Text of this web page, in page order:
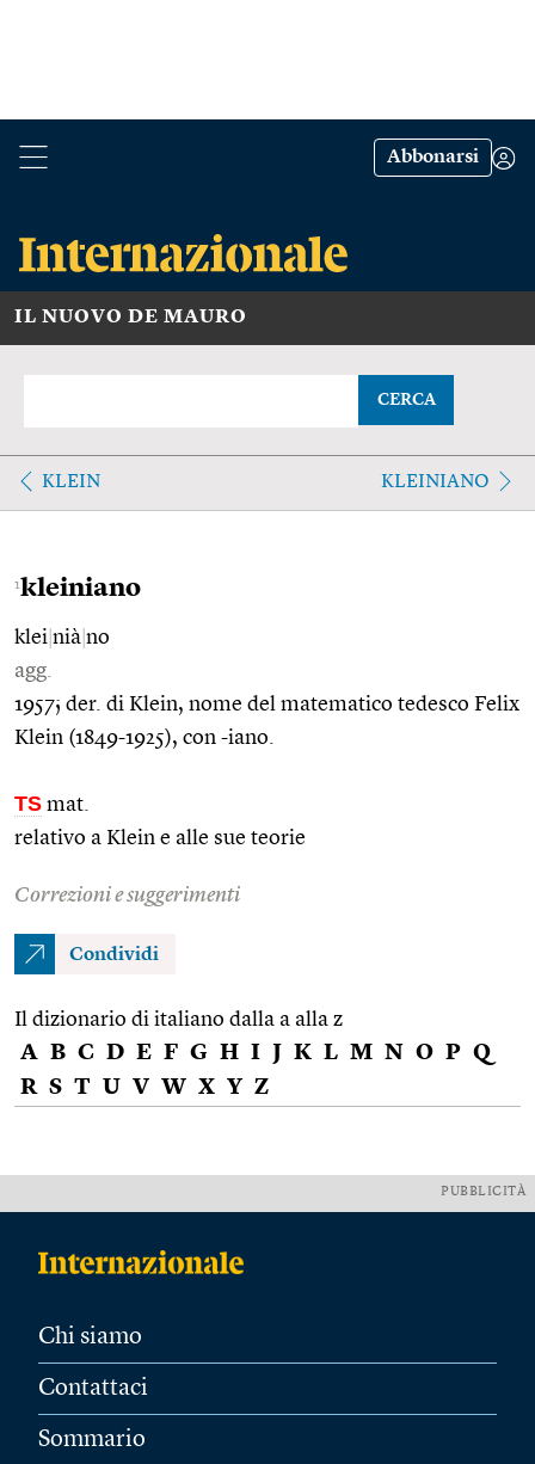
Abbonarsi
IL NUOVO DE MAURO
CERCA
KLEIN KLEINIANO
1kleiniano
klei nià no
agg.
1957; der. di Klein, nome del matematico tedesco Felix
Klein (1849-1925), con -iano.
TS mat.
relativo a Klein e alle sue teorie
Correzioni e suggerimenti
Condividi
Il dizionario di italiano dalla a alla z
A B C D E F G H I J K L M N O P Q
R S T U V W X Y Z
PUBBLICITÀ
Chi siamo
Contattaci
Sommario